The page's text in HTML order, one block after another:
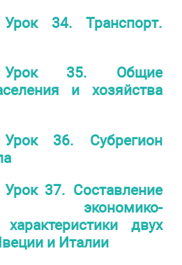
Урок 34. Транспорт.
Урок 35. Общие
и хозяйства
Урок 36. Субрегион
Урок 37. Составление
экономико-
характеристики двух
и Италии